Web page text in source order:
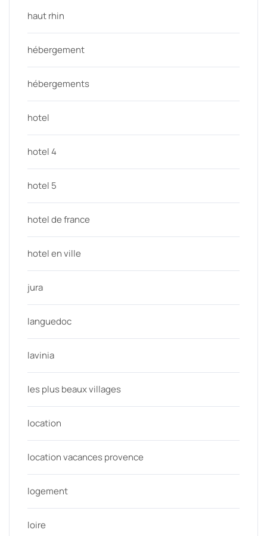
haut rhin
hébergement
hébergements
hotel
hotel 4
hotel 5
hotel de france
hotel en ville
jura
languedoc
lavinia
les plus beaux villages
location
location vacances provence
logement
loire